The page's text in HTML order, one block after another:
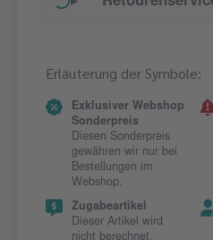
Erläuterung der Symbole:
Exklusiver Webshop
Sonderpreis
Diesen Sonderpreis
gewähren wir nur bei
Bestellungen im
Webshop.
Zugabeartikel
Dieser Artikel wird
nicht berechnet.